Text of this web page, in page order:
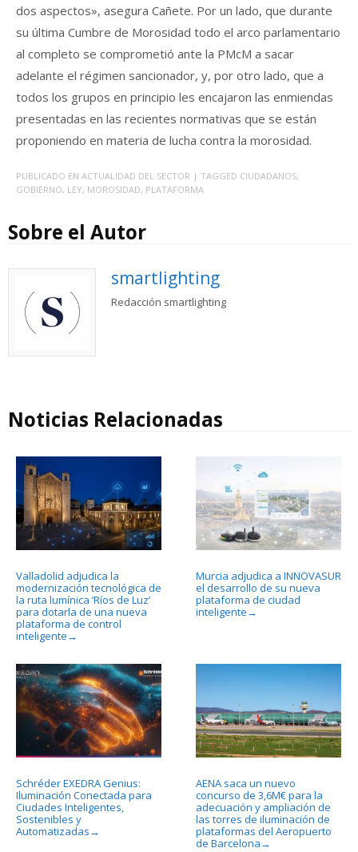
dos aspectos», asegura Cañete. Por un lado, que durante
su última Cumbre de Morosidad todo el arco parlamentario
al completo se comprometió ante la PMcM a sacar
adelante el régimen sancionador, y, por otro lado, que a
todos los grupos en principio les encajaron las enmiendas
presentadas en las recientes normativas que se están
proponiendo en materia de lucha contra la morosidad.
PUBLICADO EN ACTUALIDAD DEL SECTOR | TAGGED CIUDADANOS,
GOBIERNO, LEY, MOROSIDAD, PLATAFORMA
Sobre el Autor
smartlighting
Redacción smartlighting
Noticias Relacionadas
Valladolid adjudica la
modernización tecnológica de
la ruta lumínica ‘Ríos de Luz’
para dotarla de una nueva
plataforma de control
inteligente →
Murcia adjudica a INNOVASUR
el desarrollo de su nueva
plataforma de ciudad
inteligente →
Schréder EXEDRA Genius:
Iluminación Conectada para
Ciudades Inteligentes,
Sostenibles y
Automatizadas →
AENA saca un nuevo
concurso de 3,6M€ para la
adecuación y ampliación de
las torres de iluminación de
plataformas del Aeropuerto
de Barcelona →